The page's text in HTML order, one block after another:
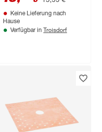
Keine Lieferung nach
Hause
Verfügbar in Troisdorf